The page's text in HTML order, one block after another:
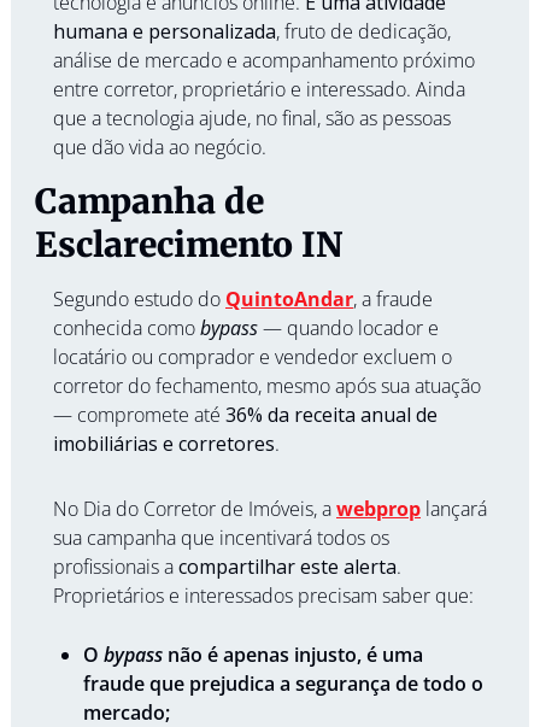
humana e personalizada, fruto de dedicação,
análise de mercado e acompanhamento próximo
entre corretor, proprietário e interessado. Ainda
que a tecnologia ajude, no final, são as pessoas
que dão vida ao negócio.
Campanha de
Esclarecimento IN
Segundo estudo do QuintoAndar, a fraude
conhecida como bypass — quando locador e
locatário ou comprador e vendedor excluem o
corretor do fechamento, mesmo após sua atuação
— compromete até 36% da receita anual de
imobiliárias e corretores.
No Dia do Corretor de Imóveis, a webprop lançará
sua campanha que incentivará todos os
profissionais a compartilhar este alerta.
Proprietários e interessados precisam saber que:
O bypass não é apenas injusto, é uma
fraude que prejudica a segurança de todo o
mercado;